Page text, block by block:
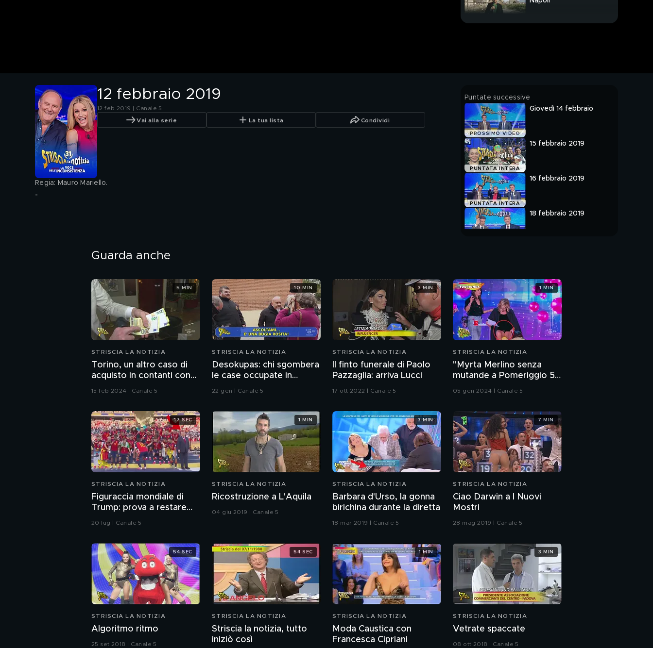
sui posti auto disabili
testo di Rolls Royce
orbi in un locale
dirottatore artistico
12 febbraio 2019
12 feb 2019 | Canale 5
Vai alla serie La tua lista Condividi
Regia: Mauro Mariello.
-
Puntate successive
PROSSIMO VIDEO
Giovedì 14 febbraio
PUNTATA INTERA
15 febbraio 2019
PUNTATA INTERA
16 febbraio 2019
18 febbraio 2019
Guarda anche
STRISCIA LA NOTIZIA
Torino, un altro caso di
acquisto in contanti con
lo "strappo"
15 feb 2024 | Canale 5
5 MIN
STRISCIA LA NOTIZIA
Desokupas: chi sgombera
le case occupate in
Spagna. L'inchiesta di
22 gen | Canale 5
10 MIN
STRISCIA LA NOTIZIA
Il finto funerale di Paolo
Pazzaglia: arriva Lucci
17 ott 2022 | Canale 5
3 MIN
STRISCIA LA NOTIZIA
"Myrta Merlino senza
mutande a Pomeriggio 5".
Sarà vero? La risposta è
05 gen 2024 | Canale 5
1 MIN
STRISCIA LA NOTIZIA
Figuraccia mondiale di
Trump: prova a restare
nella foto della Spagna
20 lug | Canale 5
17 SEC
STRISCIA LA NOTIZIA
Ricostruzione a L'Aquila
04 giu 2019 | Canale 5
1 MIN
STRISCIA LA NOTIZIA
Barbara d'Urso, la gonna
birichina durante la diretta
18 mar 2019 | Canale 5
3 MIN
STRISCIA LA NOTIZIA
Ciao Darwin a I Nuovi
Mostri
28 mag 2019 | Canale 5
7 MIN
STRISCIA LA NOTIZIA
Algoritmo ritmo
25 set 2018 | Canale 5
54 SEC
STRISCIA LA NOTIZIA
Striscia la notizia, tutto
iniziò così
54 SEC
STRISCIA LA NOTIZIA
Moda Caustica con
Francesca Cipriani
1 MIN
STRISCIA LA NOTIZIA
Vetrate spaccate
08 ott 2018 | Canale 5
3 MIN